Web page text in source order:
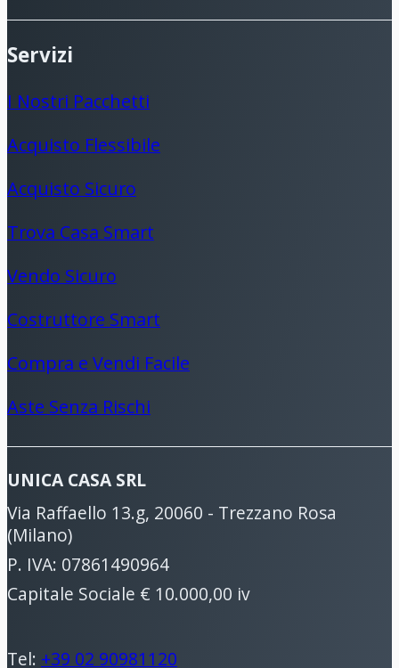
Servizi
I Nostri Pacchetti
Acquisto Flessibile
Acquisto Sicuro
Trova Casa Smart
Vendo Sicuro
Costruttore Smart
Compra e Vendi Facile
Aste Senza Rischi
UNICA CASA SRL
Via Raffaello 13.g, 20060 - Trezzano Rosa
(Milano)
P. IVA: 07861490964
Capitale Sociale € 10.000,00 iv
Tel: +39 02 90981120